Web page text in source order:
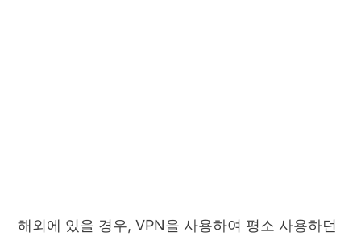
해외에 있을 경우, VPN을 사용하여 평소 사용하던